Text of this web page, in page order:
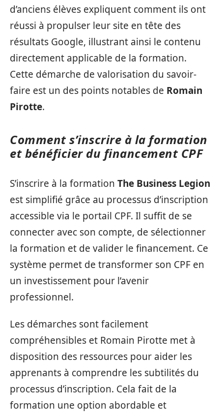
d’anciens élèves expliquent comment ils ont
réussi à propulser leur site en tête des
résultats Google, illustrant ainsi le contenu
directement applicable de la formation.
Cette démarche de valorisation du savoir-
faire est un des points notables de Romain
Pirotte.
Comment s’inscrire à la formation
et bénéficier du financement CPF
S’inscrire à la formation The Business Legion
est simplifié grâce au processus d’inscription
accessible via le portail CPF. Il suffit de se
connecter avec son compte, de sélectionner
la formation et de valider le financement. Ce
système permet de transformer son CPF en
un investissement pour l’avenir
professionnel.
Les démarches sont facilement
compréhensibles et Romain Pirotte met à
disposition des ressources pour aider les
apprenants à comprendre les subtilités du
processus d’inscription. Cela fait de la
formation une option abordable et